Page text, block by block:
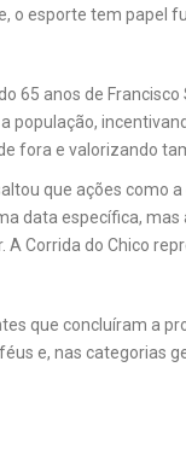
o esporte tem papel
65 anos de
população,
fora e valorizando
que ações como
data específica,
A Corrida do Chico
que concluíram a
e, nas categorias